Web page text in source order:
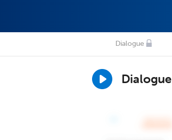
Dialogue
Dialogue